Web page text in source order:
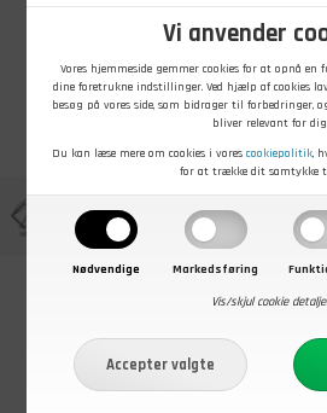
Vi anvender
Vores hjemmeside gemmer cookies for at opnå
dine foretrukne indstillinger. Ved hjælp af cookies
besøg på vores side, som bidrager til forbedringer,
bliver relevant for dig.
Du kan læse mere om cookies i vores cookiepolitik,
for at trække dit samtykke
Nødvendige Markedsføring
Vis/skjul cookie